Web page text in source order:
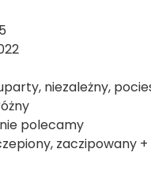
niezależny,
nie polecamy
zaczipowany